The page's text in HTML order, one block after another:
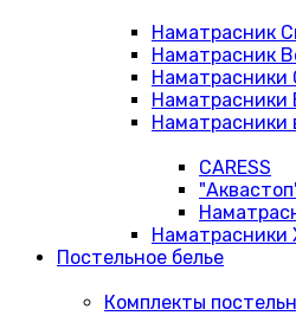
Наматрасник
Наматрасник
Наматрасники
Наматрасники
Наматрасники
CARESS
Наматрасники
Постельное белье
Комплекты